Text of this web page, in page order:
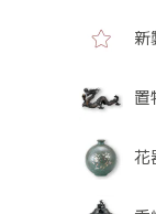
新
置
花